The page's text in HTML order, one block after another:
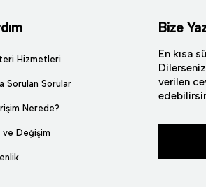
Hizmetleri
Sorulan Sorular
Nerede?
ve Değişim
Bize
En kısa
verilen